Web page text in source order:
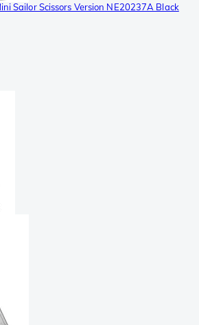
Sailor Scissors Version NE20237A Black